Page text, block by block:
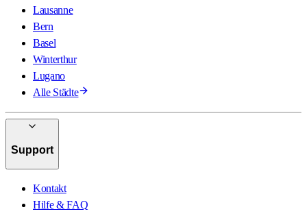
Lausanne
Bern
Basel
Winterthur
Lugano
Alle Städte
Support
Kontakt
Hilfe & FAQ